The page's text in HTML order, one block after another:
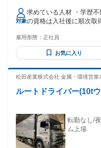
円（固定残業時間：1ヶ
えた勤務時間については別途残
全員に一律で支払われる
員に一律で支払われるその他手当
対象
求めている人材 ・学歴
の資格は入社後に順次取
要！ ＊もちろん経験者も
ーター・異業種出身の方
男性社員が多数活躍中！ - ＜以下のような方、歓迎！＞ ・安
る ・チームワーク、コ
ックを徹底できる ・地元
界・職種未経験のスタッフ
スタッフの声＞ ＊私も業
直、最初は「ちゃんとや
感じていましたが、 気さくで面倒見の良い上司・先輩たちの
雇用形態： 正社員
お気に入り
松田産業株式会社 金属・環境営業
ルートドライバー(10t
転勤なし/
ム上場